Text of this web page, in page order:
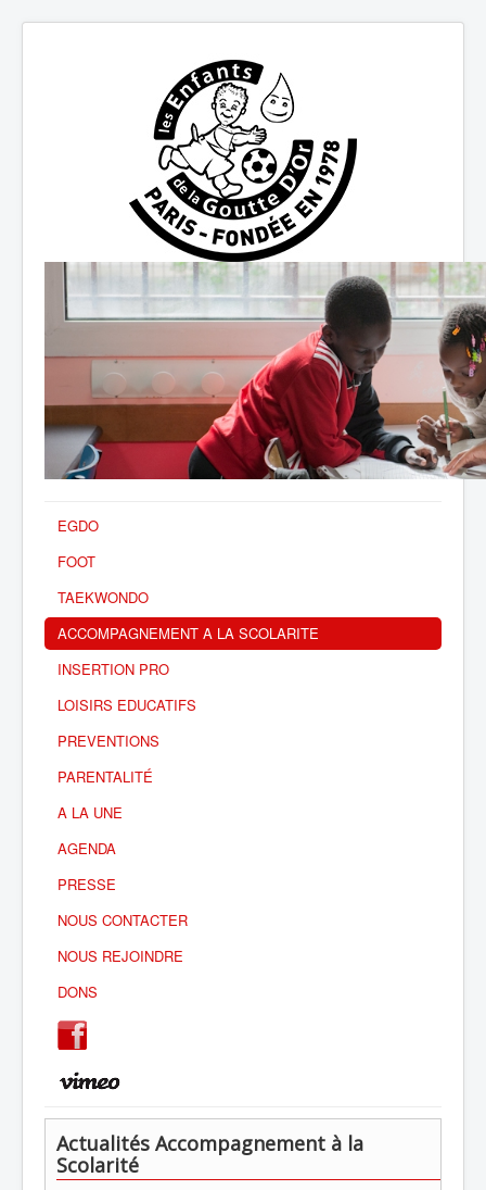
EGDO
FOOT
TAEKWONDO
ACCOMPAGNEMENT A LA SCOLARITE
INSERTION PRO
LOISIRS EDUCATIFS
PREVENTIONS
PARENTALITÉ
A LA UNE
AGENDA
PRESSE
NOUS CONTACTER
NOUS REJOINDRE
DONS
Actualités Accompagnement à la
Scolarité